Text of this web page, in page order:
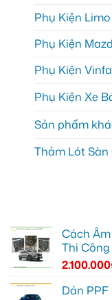
Phụ Kiện
Phụ Kiện
Phụ Kiện
Phụ Kiện Xe
Sản phẩm
Thảm Lót Sàn
Cách
Thi
2.100.000
Dán